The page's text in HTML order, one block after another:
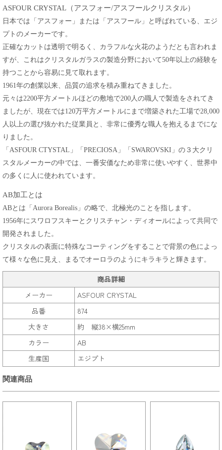
ASFOUR CRYSTAL（アスフォー/アスフールクリスタル）
日本では「アスフォー」または「アスフール」と呼ばれている、エジ
プトのメーカーです。
正確なカットは透明で明るく、カラフルな火花のようだとも言われま
すが、これはクリスタルガラスの製造分野において50年以上の経験を
持つことから容易に見て取れます。
1961年の創業以来、品質の追求を積み重ねてきました。
元々は2200平方メートルほどの敷地で200人の職人で製造をされてき
ましたが、現在では120万平方メートルにまで増築された工場で28,000
人以上の選び抜かれた従業員と、非常に優秀な職人を抱えるまでにな
りました。
「ASFOUR CTYSTAL」「PRECIOSA」「SWAROVSKI」の３大クリ
スタルメーカーの中では、一番安価なため非常に使いやすく、世界中
の多くに人に使われています。
AB加工とは
ABとは「Aurora Borealis」の略で、北極光のことを指します。
1956年にスワロフスキーとクリスチャン・ディオールによって共同で
開発されました。
クリスタルの表面に特殊なコーティングをすることで背景の色によっ
て様々な色に見え、まるでオーロラのようにキラキラと輝きます。
商品詳細
メーカー
ASFOUR CRYSTAL
品番
874
大きさ
約 縦38×横25mm
カラー
AB
生産国
エジプト
関連商品